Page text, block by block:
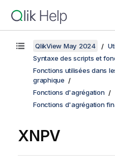
QlikView May 2024
Syntaxe des scripts et
Fonctions utilisées dans
graphique
Fonctions d'agrégation
Fonctions d'agrégation
XNPV